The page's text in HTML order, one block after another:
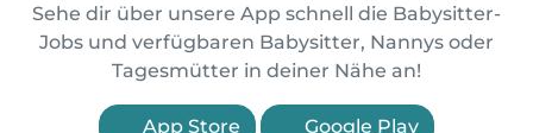
Sehe dir über unsere App schnell die Babysitter-
Jobs und verfügbaren Babysitter, Nannys oder
Tagesmütter in deiner Nähe an!
App Store Google Play